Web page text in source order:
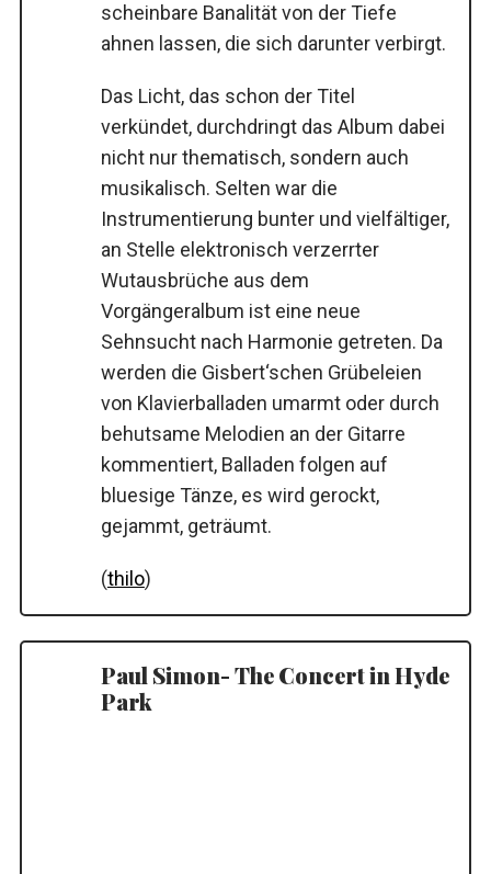
scheinbare Banalität von der Tiefe
ahnen lassen, die sich darunter verbirgt.
Das Licht, das schon der Titel
verkündet, durchdringt das Album dabei
nicht nur thematisch, sondern auch
musikalisch. Selten war die
Instrumentierung bunter und vielfältiger,
an Stelle elektronisch verzerrter
Wutausbrüche aus dem
Vorgängeralbum ist eine neue
Sehnsucht nach Harmonie getreten. Da
werden die Gisbert‘schen Grübeleien
von Klavierballaden umarmt oder durch
behutsame Melodien an der Gitarre
kommentiert, Balladen folgen auf
bluesige Tänze, es wird gerockt,
gejammt, geträumt.
(thilo)
Paul Simon- The Concert in Hyde
Park